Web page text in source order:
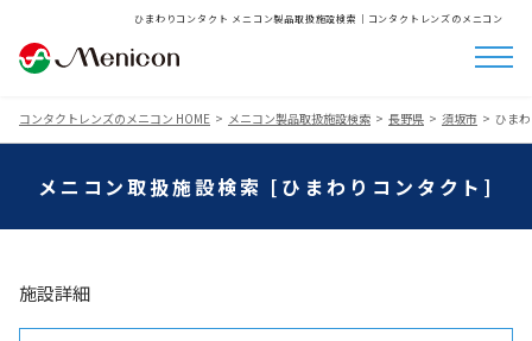
ひまわりコンタクト メニコン製品取扱施設検索│コンタクトレンズのメニコン
コンタクトレンズのメニコン HOME メニコン製品取扱施設検索 長野県 須坂市 ひま
メニコン取扱施設検索 [ひまわりコンタクト]
施設詳細